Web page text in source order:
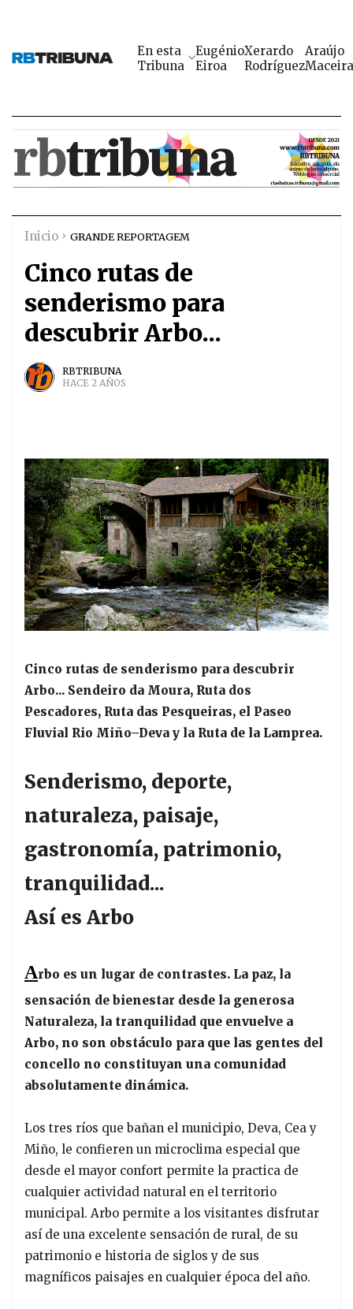
En esta
Tribuna
Eugénio
Eiroa
Xerardo
Rodríguez
Araújo
Maceira
Inicio GRANDE REPORTAGEM
Cinco rutas de
senderismo para
descubrir Arbo...
RBTRIBUNA
HACE 2 AÑOS
Cinco rutas de senderismo para descubrir
Arbo... Sendeiro da Moura, Ruta dos
Pescadores, Ruta das Pesqueiras, el Paseo
Fluvial Rio Miño–Deva y la Ruta de la Lamprea.
Senderismo, deporte,
naturaleza, paisaje,
gastronomía, patrimonio,
tranquilidad...
Así es Arbo
Arbo es un lugar de contrastes. La paz, la
sensación de bienestar desde la generosa
Naturaleza, la tranquilidad que envuelve a
Arbo, no son obstáculo para que las gentes del
concello no constituyan una comunidad
absolutamente dinámica.
Los tres ríos que bañan el municipio, Deva, Cea y
Miño, le confieren un microclima especial que
desde el mayor confort permite la practica de
cualquier actividad natural en el territorio
municipal. Arbo permite a los visitantes disfrutar
así de una excelente sensación de rural, de su
patrimonio e historia de siglos y de sus
magníficos paisajes en cualquier época del año.